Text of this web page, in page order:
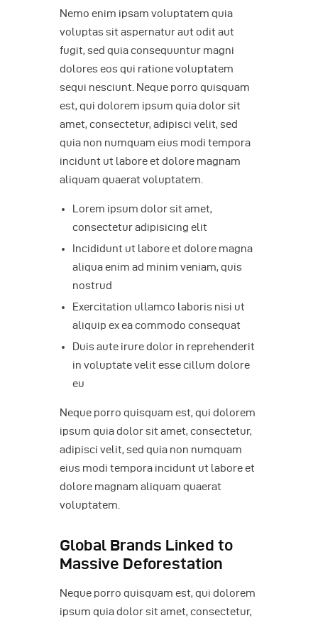
Nemo enim ipsam voluptatem quia
voluptas sit aspernatur aut odit aut
fugit, sed quia consequuntur magni
dolores eos qui ratione voluptatem
sequi nesciunt. Neque porro quisquam
est, qui dolorem ipsum quia dolor sit
amet, consectetur, adipisci velit, sed
quia non numquam eius modi tempora
incidunt ut labore et dolore magnam
aliquam quaerat voluptatem.
Lorem ipsum dolor sit amet,
consectetur adipisicing elit
Incididunt ut labore et dolore magna
aliqua enim ad minim veniam, quis
nostrud
Exercitation ullamco laboris nisi ut
aliquip ex ea commodo consequat
Duis aute irure dolor in reprehenderit
in voluptate velit esse cillum dolore
eu
Neque porro quisquam est, qui dolorem
ipsum quia dolor sit amet, consectetur,
adipisci velit, sed quia non numquam
eius modi tempora incidunt ut labore et
dolore magnam aliquam quaerat
voluptatem.
Global Brands Linked to
Massive Deforestation
Neque porro quisquam est, qui dolorem
ipsum quia dolor sit amet, consectetur,